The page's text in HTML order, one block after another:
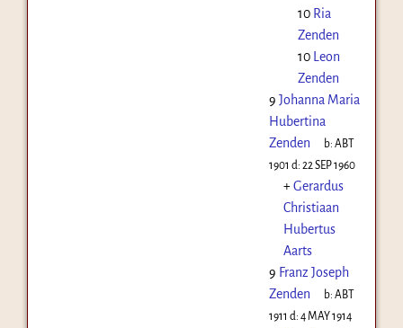
10 Ria
Zenden
10 Leon
Zenden
9 Johanna Maria
Hubertina
Zenden
b:ABT
1901 d: 22 SEP 1960
+Gerardus
Christiaan
Hubertus
Aarts
9 Franz Joseph
Zenden
b:ABT
1911 d: 4 MAY 1914